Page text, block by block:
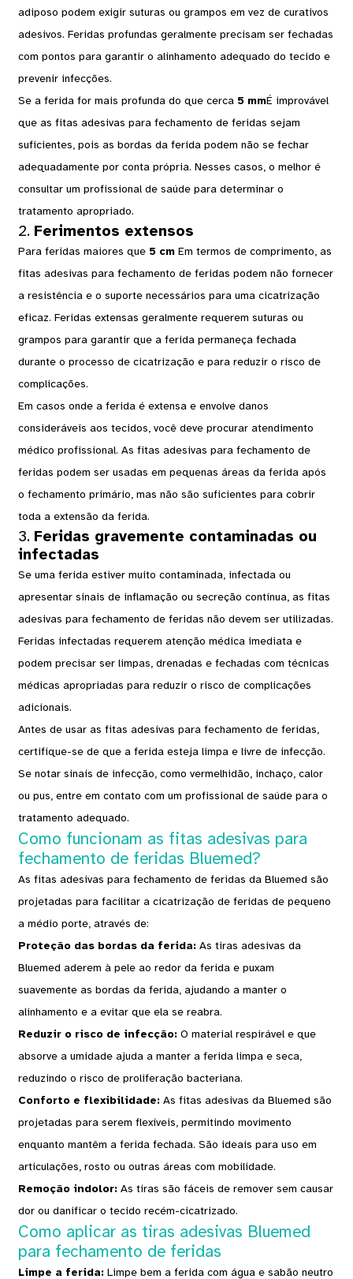
adiposo podem exigir suturas ou grampos em vez de curativos
adesivos. Feridas profundas geralmente precisam ser fechadas
com pontos para garantir o alinhamento adequado do tecido e
prevenir infecções.
Se a ferida for mais profunda do que cerca 5 mmÉ improvável
que as fitas adesivas para fechamento de feridas sejam
suficientes, pois as bordas da ferida podem não se fechar
adequadamente por conta própria. Nesses casos, o melhor é
consultar um profissional de saúde para determinar o
tratamento apropriado.
2. Ferimentos extensos
Para feridas maiores que 5 cmEm termos de comprimento, as
fitas adesivas para fechamento de feridas podem não fornecer
a resistência e o suporte necessários para uma cicatrização
eficaz. Feridas extensas geralmente requerem suturas ou
grampos para garantir que a ferida permaneça fechada
durante o processo de cicatrização e para reduzir o risco de
complicações.
Em casos onde a ferida é extensa e envolve danos
consideráveis ​​aos tecidos, você deve procurar atendimento
médico profissional. As fitas adesivas para fechamento de
feridas podem ser usadas em pequenas áreas da ferida após
o fechamento primário, mas não são suficientes para cobrir
toda a extensão da ferida.
3. Feridas gravemente contaminadas ou
infectadas
Se uma ferida estiver muito contaminada, infectada ou
apresentar sinais de inflamação ou secreção contínua, as fitas
adesivas para fechamento de feridas não devem ser utilizadas.
Feridas infectadas requerem atenção médica imediata e
podem precisar ser limpas, drenadas e fechadas com técnicas
médicas apropriadas para reduzir o risco de complicações
adicionais.
Antes de usar as fitas adesivas para fechamento de feridas,
certifique-se de que a ferida esteja limpa e livre de infecção.
Se notar sinais de infecção, como vermelhidão, inchaço, calor
ou pus, entre em contato com um profissional de saúde para o
tratamento adequado.
Como funcionam as fitas adesivas para
fechamento de feridas Bluemed?
As fitas adesivas para fechamento de feridas da Bluemed ​​são
projetadas para facilitar a cicatrização de feridas de pequeno
a médio porte, através de:
Proteção das bordas da ferida:As tiras adesivas da
Bluemed ​​aderem à pele ao redor da ferida e puxam
suavemente as bordas da ferida, ajudando a manter o
alinhamento e a evitar que ela se reabra.
Reduzir o risco de infecção:O material respirável e que
absorve a umidade ajuda a manter a ferida limpa e seca,
reduzindo o risco de proliferação bacteriana.
Conforto e flexibilidade:As fitas adesivas da Bluemed ​​são
projetadas para serem flexíveis, permitindo movimento
enquanto mantêm a ferida fechada. São ideais para uso em
articulações, rosto ou outras áreas com mobilidade.
Remoção indolor:As tiras são fáceis de remover sem causar
dor ou danificar o tecido recém-cicatrizado.
Como aplicar as tiras adesivas Bluemed ​​
para fechamento de feridas
Limpe a ferida:Limpe bem a ferida com água e sabão neutro